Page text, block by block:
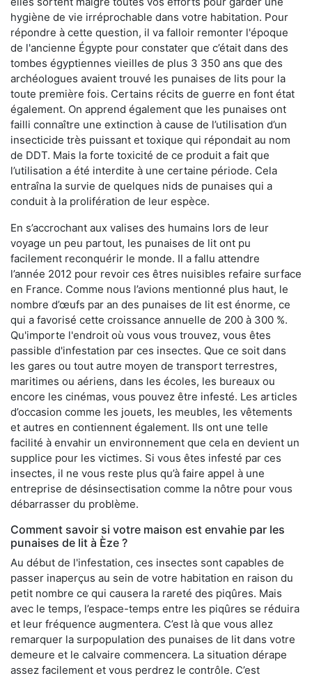
hygiène de vie irréprochable dans votre habitation. Pour
répondre à cette question, il va falloir remonter l'époque
de l'ancienne Égypte pour constater que c’était dans des
tombes égyptiennes vieilles de plus 3 350 ans que des
archéologues avaient trouvé les punaises de lits pour la
toute première fois. Certains récits de guerre en font état
également. On apprend également que les punaises ont
failli connaître une extinction à cause de l’utilisation d’un
insecticide très puissant et toxique qui répondait au nom
de DDT. Mais la forte toxicité de ce produit a fait que
l’utilisation a été interdite à une certaine période. Cela
entraîna la survie de quelques nids de punaises qui a
conduit à la prolifération de leur espèce.
En s’accrochant aux valises des humains lors de leur
voyage un peu partout, les punaises de lit ont pu
facilement reconquérir le monde. Il a fallu attendre
l’année 2012 pour revoir ces êtres nuisibles refaire surface
en France. Comme nous l’avions mentionné plus haut, le
nombre d’œufs par an des punaises de lit est énorme, ce
qui a favorisé cette croissance annuelle de 200 à 300 %.
Qu'importe l'endroit où vous vous trouvez, vous êtes
passible d'infestation par ces insectes. Que ce soit dans
les gares ou tout autre moyen de transport terrestres,
maritimes ou aériens, dans les écoles, les bureaux ou
encore les cinémas, vous pouvez être infesté. Les articles
d’occasion comme les jouets, les meubles, les vêtements
et autres en contiennent également. Ils ont une telle
facilité à envahir un environnement que cela en devient un
supplice pour les victimes. Si vous êtes infesté par ces
insectes, il ne vous reste plus qu’à faire appel à une
entreprise de désinsectisation comme la nôtre pour vous
débarrasser du problème.
Comment savoir si votre maison est envahie par les
punaises de lit à Èze ?
Au début de l'infestation, ces insectes sont capables de
passer inaperçus au sein de votre habitation en raison du
petit nombre ce qui causera la rareté des piqûres. Mais
avec le temps, l’espace-temps entre les piqûres se réduira
et leur fréquence augmentera. C’est là que vous allez
remarquer la surpopulation des punaises de lit dans votre
demeure et le calvaire commencera. La situation dérape
assez facilement et vous perdrez le contrôle. C’est